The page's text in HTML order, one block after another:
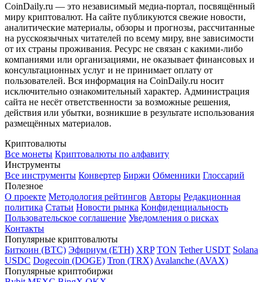
CoinDaily.ru — это независимый медиа-портал, посвящённый
миру криптовалют. На сайте публикуются свежие новости,
аналитические материалы, обзоры и прогнозы, рассчитанные
на русскоязычных читателей по всему миру, вне зависимости
от их страны проживания. Ресурс не связан с какими-либо
компаниями или организациями, не оказывает финансовых и
консультационных услуг и не принимает оплату от
пользователей. Вся информация на CoinDaily.ru носит
исключительно ознакомительный характер. Администрация
сайта не несёт ответственности за возможные решения,
действия или убытки, возникшие в результате использования
размещённых материалов.
Криптовалюты
Все монеты Криптовалюты по алфавиту
Инструменты
Все инструменты Конвертер Биржи Обменники Глоссарий
Полезное
О проекте Методология рейтингов Авторы Редакционная
политика Статьи Новости рынка Конфиденциальность
Пользовательское соглашение Уведомления о рисках
Контакты
Популярные криптовалюты
Биткоин (BTC) Эфириум (ETH) XRP TON Tether USDT Solana
USDC Dogecoin (DOGE) Tron (TRX) Avalanche (AVAX)
Популярные криптобиржи